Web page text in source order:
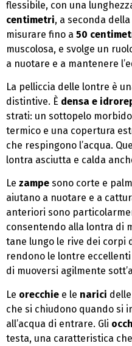
flessibile, con una
centimetri, a seconda
misurare fino a 50
muscolosa, e svolge un
a nuotare e a mantenere
La pelliccia delle lontre è
distintive. È densa e
strati: un sottopelo
termico e una copertura
che respingono l’acqua.
lontra asciutta e calda
Le zampe sono corte e
aiutano a nuotare e a
anteriori sono
consentendo alla lontra di
tane lungo le rive dei corpi
rendono le lontre
di muoversi agilmente
Le orecchie e le narici
che si chiudono quando si
all’acqua di entrare. Gli
testa, una caratteristica